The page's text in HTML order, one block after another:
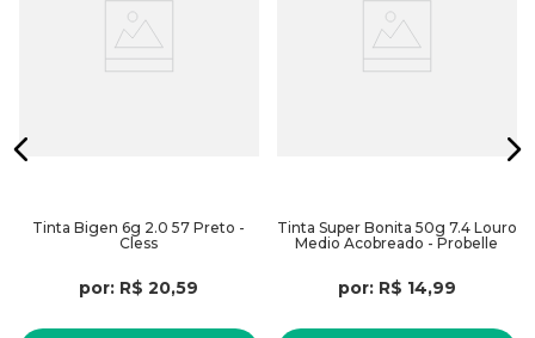
Tinta Bigen 6g 2.0 57 Preto -
Cless
por: R$ 20,59
Tinta Super Bonita 50g 7.4 Louro
Medio Acobreado - Probelle
por: R$ 14,99